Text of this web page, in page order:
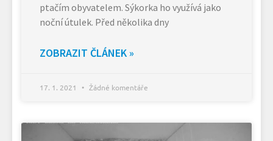
ptačím obyvatelem. Sýkorka ho využívá jako
noční útulek. Před několika dny
ZOBRAZIT ČLÁNEK »
17. 1. 2021 Žádné komentáře